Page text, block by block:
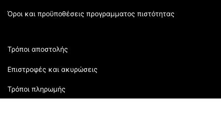
Όροι και προϋποθέσεις προγραμματος πιστότητας
Τρόποι αποστολής
Επιστροφές και ακυρώσεις
Τρόποι πληρωμής